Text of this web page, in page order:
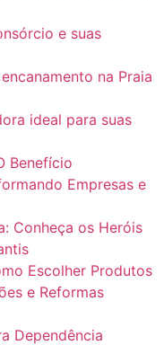
e suas
na Praia
ideal para suas
Benefício
Empresas e
Conheça os Heróis
Escolher Produtos
e Reformas
Dependência